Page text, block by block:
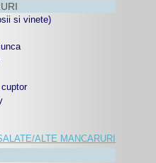
si vinete)
ALTE MANCARURI